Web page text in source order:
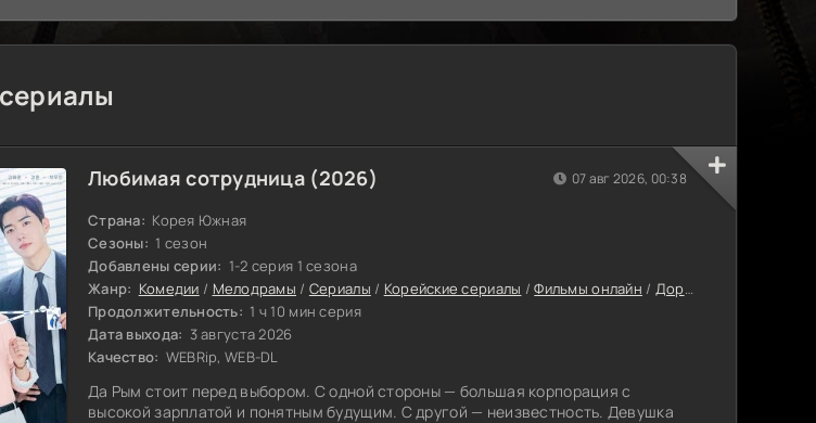
Любимая сотрудница (2026)
Страна: Корея Южная
Сезоны: 1 сезон
Добавлены серии: 1-2 серия 1 сезона
Жанр: Комедии / Мелодрамы / Сериалы / Корейские сериалы /Фильмы онлайн / Дорамы
Продолжительность: 1 ч 10 мин серия
Дата выхода: 3 августа 2026
Качество: WEBRip, WEB-DL
Да Рым стоит перед выбором. С одной стороны — большая корпорация с
высокой зарплатой и понятным будущим. С другой — неизвестность. Девушка
07 авг 2026, 00:38